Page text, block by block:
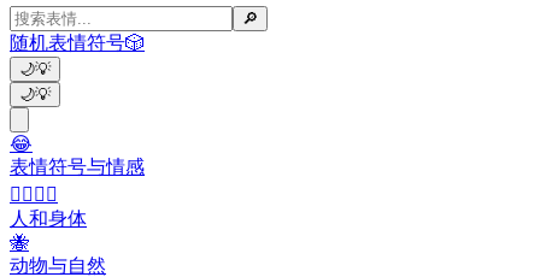
🔎
随机表情符号🎲
🌙💡
🌙💡
😂
表情符号与情感
👩‍❤️‍💋‍👨
人和身体
🐝
动物与自然